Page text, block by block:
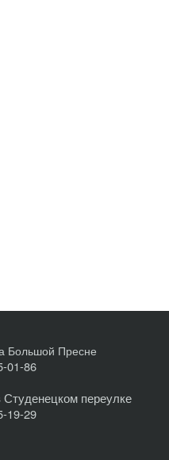
Большой Пресне
01-86
Студенецком переулке
19-29